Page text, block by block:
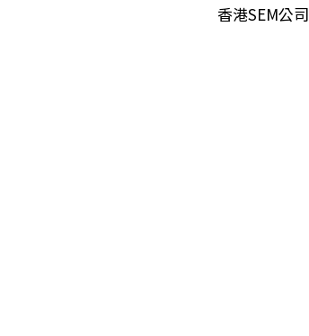
香港SEM公司